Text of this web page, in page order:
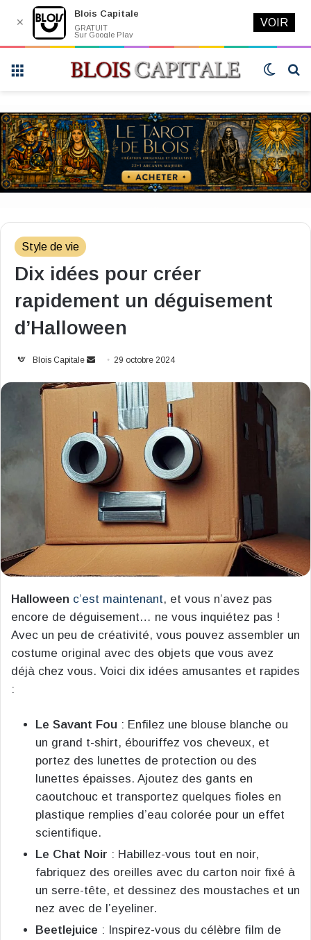
Switch
Style de vie
Dix idées pour créer
rapidement un déguisement
d’Halloween
Blois Capitale
Envoyer
courriel
29 octobre 2024
Halloween c’est maintenant, et vous n’avez pas
encore de déguisement… ne vous inquiétez pas !
Avec un peu de créativité, vous pouvez assembler un
costume original avec des objets que vous avez
déjà chez vous. Voici dix idées amusantes et rapides
:
Le Savant Fou : Enfilez une blouse blanche ou
un grand t-shirt, ébouriffez vos cheveux, et
portez des lunettes de protection ou des
lunettes épaisses. Ajoutez des gants en
caoutchouc et transportez quelques fioles en
plastique remplies d’eau colorée pour un effet
scientifique​.
Le Chat Noir : Habillez-vous tout en noir,
fabriquez des oreilles avec du carton noir fixé à
un serre-tête, et dessinez des moustaches et un
nez avec de l’eyeliner.
Beetlejuice : Inspirez-vous du célèbre film de
✕
Blois Capitale
GRATUIT
Sur Google Play
VOIR